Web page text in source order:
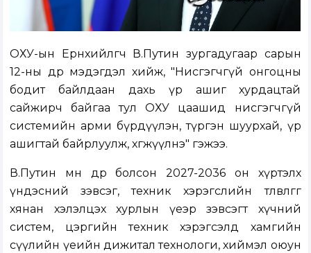
ОХУ-ын Ерөнхийлөгч В.Путин зургадугаар сарын
12-ны өдөр мэдэгдэл хийж, "Нисгэгчгүй онгоцны
бодит байлдаан дахь үр ашиг хурдацтай
сайжирч байгаа тул ОХУ цаашид нисгэгчгүй
системийн арми бүрдүүлэн, түргэн шуурхай, үр
ашигтай байрлуулж, хөгжүүлнэ" гэжээ.
В.Путин мөн өдөр болсон 2027-2036 он хүртэлх
үндэсний зэвсэг, техник хэрэгслийн төлөвлөгөөг
хянан хэлэлцэх хурлын үеэр зэвсэгт хүчний
систем, цэргийн техник хэрэгсэлд хамгийн
сүүлийн үеийн дижитал технологи, хиймэл оюун